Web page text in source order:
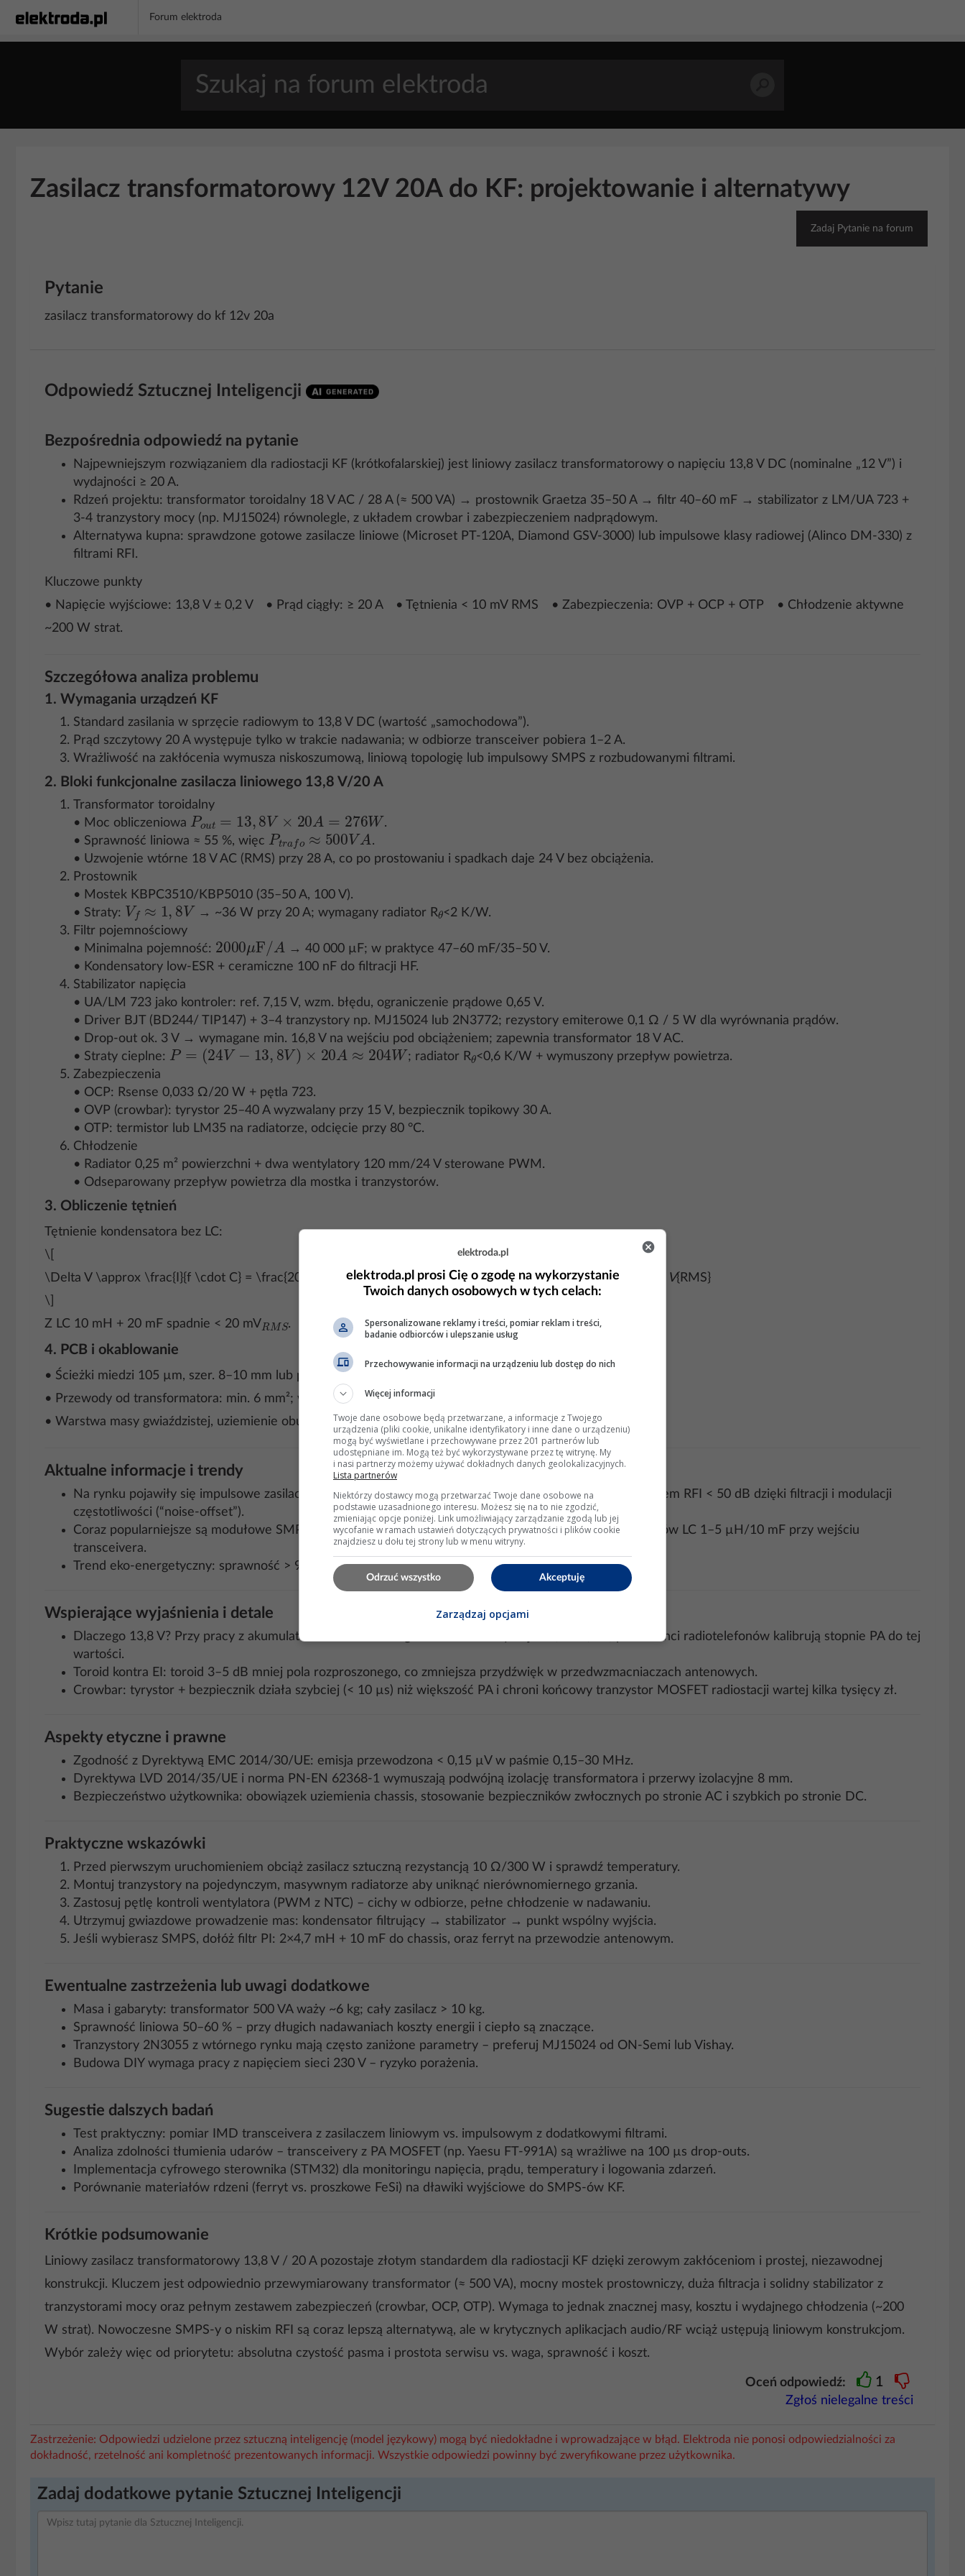
Forum elektroda
Zasilacz transformatorowy 12V 20A do KF: projektowanie i alternatywy
Zadaj Pytanie na forum
Pytanie
zasilacz transformatorowy do kf 12v 20a
Odpowiedź Sztucznej Inteligencji
Bezpośrednia odpowiedź na pytanie
Najpewniejszym rozwiązaniem dla radiostacji KF (krótkofalarskiej) jest liniowy zasilacz transformatorowy o napięciu 13,8 V DC (nominalne „12 V”) i
wydajności ≥ 20 A.
Rdzeń projektu: transformator toroidalny 18 V AC / 28 A (≈ 500 VA) → prostownik Graetza 35–50 A → filtr 40–60 mF → stabilizator z LM/UA 723 +
3-4 tranzystory mocy (np. MJ15024) równolegle, z układem crowbar i zabezpieczeniem nadprądowym.
Alternatywa kupna: sprawdzone gotowe zasilacze liniowe (Microset PT-120A, Diamond GSV-3000) lub impulsowe klasy radiowej (Alinco DM-330) z
filtrami RFI.
Kluczowe punkty
• Napięcie wyjściowe: 13,8 V ± 0,2 V • Prąd ciągły: ≥ 20 A • Tętnienia < 10 mV RMS • Zabezpieczenia: OVP + OCP + OTP • Chłodzenie aktywne
~200 W strat.
Szczegółowa analiza problemu
1. Wymagania urządzeń KF
Standard zasilania w sprzęcie radiowym to 13,8 V DC (wartość „samochodowa”).
Prąd szczytowy 20 A występuje tylko w trakcie nadawania; w odbiorze transceiver pobiera 1–2 A.
Wrażliwość na zakłócenia wymusza niskoszumową, liniową topologię lub impulsowy SMPS z rozbudowanymi filtrami.
2. Bloki funkcjonalne zasilacza liniowego 13,8 V/20 A
Transformator toroidalny
• Moc obliczeniowa
Po u 13, 8V× 20A = 276W
.
• Sprawność liniowa ≈ 55 %, więc
Pt 500VA
.
• Uzwojenie wtórne 18 V AC (RMS) przy 28 A, co po prostowaniu i spadkach daje 24 V bez obciążenia.
Prostownik
• Mostek KBPC3510/KBP5010 (35–50 A, 100 V).
• Straty:
Vf ,8 V
→ ~36 W przy 20 A; wymagany radiator R <2 K/W.
Filtr pojemnościowy
• Minimalna pojemność:
2000 μF / A
→ 40 000 µF; w praktyce 47–60 mF/35–50 V.
• Kondensatory low-ESR + ceramiczne 100 nF do filtracji HF.
Stabilizator napięcia
• UA/LM 723 jako kontroler: ref. 7,15 V, wzm. błędu, ograniczenie prądowe 0,65 V.
• Driver BJT (BD244/ TIP147) + 3–4 tranzystory np. MJ15024 lub 2N3772; rezystory emiterowe 0,1 Ω / 5 W dla wyrównania prądów.
• Drop-out ok. 3 V → wymagane min. 16,8 V na wejściu pod obciążeniem; zapewnia transformator 18 V AC.
• Straty cieplne:
P= 24V−13 8V )×20 A ≈204 W
; radiator R <0,6 K/W + wymuszony przepływ powietrza.
Zabezpieczenia
• OCP: Rsense 0,033 Ω/20 W + pętla 723.
• OVP (crowbar): tyrystor 25–40 A wyzwalany przy 15 V, bezpiecznik topikowy 30 A.
• OTP: termistor lub LM35 na radiatorze, odcięcie przy 80 °C.
Chłodzenie
• Radiator 0,25 m² powierzchni + dwa wentylatory 120 mm/24 V sterowane PWM.
• Odseparowany przepływ powietrza dla mostka i tranzystorów.
3. Obliczenie tętnień
Tętnienie kondensatora bez LC:
\[
\Delta V \approx \frac{I}{f \cdot C} = \frac{20 A}{100 \text{Hz}\cdot 47 000 µF} \approx 4,3 V{pp} \approx 1,5 V{RMS}
\]
Z LC 10 mH + 20 mF spadnie < 20 mV
.
4. PCB i okablowanie
• Ścieżki miedzi 105 µm, szer. 8–10 mm lub podwójne; wyprowadzenia do gniazd M8.
• Przewody od transformatora: min. 6 mm²; wyjściowe: 4 mm².
• Warstwa masy gwiaździstej, uziemienie obudowy wg PN-EN 60950/62368.
Aktualne informacje i trendy
Na rynku pojawiły się impulsowe zasilacze dedykowane KF (Alinco DM-330FX, SEC-1235G2) z tłumieniem RFI < 50 dB dzięki filtracji i modulacji
częstotliwości (“noise-offset”).
Coraz popularniejsze są modułowe SMPS DIN (Delta Lyte II 12 V/20 A), ale wymagają dodatkowych filtrów LC 1–5 µH/10 mF przy wejściu
transceivera.
Trend eko-energetyczny: sprawność > 90 % i tryb czuwania < 1 W (norma EU CoC Tier 2).
Wspierające wyjaśnienia i detale
Dlaczego 13,8 V? Przy pracy z akumulatora samochodowego alternator utrzymuje 13,8–14,4 V; producenci radiotelefonów kalibrują stopnie PA do tej
wartości.
Toroid kontra EI: toroid 3–5 dB mniej pola rozproszonego, co zmniejsza przydźwięk w przedwzmacniaczach antenowych.
Crowbar: tyrystor + bezpiecznik działa szybciej (< 10 µs) niż większość PA i chroni końcowy tranzystor MOSFET radiostacji wartej kilka tysięcy zł.
Aspekty etyczne i prawne
Zgodność z Dyrektywą EMC 2014/30/UE: emisja przewodzona < 0,15 µV w paśmie 0,15–30 MHz.
Dyrektywa LVD 2014/35/UE i norma PN-EN 62368-1 wymuszają podwójną izolację transformatora i przerwy izolacyjne 8 mm.
Bezpieczeństwo użytkownika: obowiązek uziemienia chassis, stosowanie bezpieczników zwłocznych po stronie AC i szybkich po stronie DC.
Praktyczne wskazówki
Przed pierwszym uruchomieniem obciąż zasilacz sztuczną rezystancją 10 Ω/300 W i sprawdź temperatury.
Montuj tranzystory na pojedynczym, masywnym radiatorze aby uniknąć nierównomiernego grzania.
Zastosuj pętlę kontroli wentylatora (PWM z NTC) – cichy w odbiorze, pełne chłodzenie w nadawaniu.
Utrzymuj gwiazdowe prowadzenie mas: kondensator filtrujący → stabilizator → punkt wspólny wyjścia.
Jeśli wybierasz SMPS, dołóż filtr PI: 2×4,7 mH + 10 mF do chassis, oraz ferryt na przewodzie antenowym.
Ewentualne zastrzeżenia lub uwagi dodatkowe
Masa i gabaryty: transformator 500 VA waży ~6 kg; cały zasilacz > 10 kg.
Sprawność liniowa 50–60 % – przy długich nadawaniach koszty energii i ciepło są znaczące.
Tranzystory 2N3055 z wtórnego rynku mają często zaniżone parametry – preferuj MJ15024 od ON-Semi lub Vishay.
Budowa DIY wymaga pracy z napięciem sieci 230 V – ryzyko porażenia.
Sugestie dalszych badań
Test praktyczny: pomiar IMD transceivera z zasilaczem liniowym vs. impulsowym z dodatkowymi filtrami.
Analiza zdolności tłumienia udarów – transceivery z PA MOSFET (np. Yaesu FT-991A) są wrażliwe na 100 µs drop-outs.
Implementacja cyfrowego sterownika (STM32) dla monitoringu napięcia, prądu, temperatury i logowania zdarzeń.
Porównanie materiałów rdzeni (ferryt vs. proszkowe FeSi) na dławiki wyjściowe do SMPS-ów KF.
Krótkie podsumowanie
Liniowy zasilacz transformatorowy 13,8 V / 20 A pozostaje złotym standardem dla radiostacji KF dzięki zerowym zakłóceniom i prostej, niezawodnej
konstrukcji. Kluczem jest odpowiednio przewymiarowany transformator (≈ 500 VA), mocny mostek prostowniczy, duża filtracja i solidny stabilizator z
tranzystorami mocy oraz pełnym zestawem zabezpieczeń (crowbar, OCP, OTP). Wymaga to jednak znacznej masy, kosztu i wydajnego chłodzenia (~200
W strat). Nowoczesne SMPS-y o niskim RFI są coraz lepszą alternatywą, ale w krytycznych aplikacjach audio/RF wciąż ustępują liniowym konstrukcjom.
Wybór zależy więc od priorytetu: absolutna czystość pasma i prostota serwisu vs. waga, sprawność i koszt.
Oceń odpowiedź: 1
Zgłoś nielegalne treści
Zastrzeżenie: Odpowiedzi udzielone przez sztuczną inteligencję (model językowy) mogą być niedokładne i wprowadzające w błąd. Elektroda nie ponosi odpowiedzialności za
dokładność, rzetelność ani kompletność prezentowanych informacji. Wszystkie odpowiedzi powinny być zweryfikowane przez użytkownika.
Zadaj dodatkowe pytanie Sztucznej Inteligencji
elektroda.pl
elektroda.pl prosi Cię o zgodę na wykorzystanie
Twoich danych osobowych w tych celach:
Spersonalizowane reklamy i treści, pomiar reklam i treści,
badanie odbiorców i ulepszanie usług
Przechowywanie informacji na urządzeniu lub dostęp do nich
Więcej informacji
Twoje dane osobowe będą przetwarzane, a informacje z Twojego
urządzenia (pliki cookie, unikalne identyfikatory i inne dane o urządzeniu)
mogą być wyświetlane i przechowywane przez 201 partnerów lub
udostępniane im. Mogą też być wykorzystywane przez tę witrynę. My
i nasi partnerzy możemy używać dokładnych danych geolokalizacyjnych.
Lista partnerów
Niektórzy dostawcy mogą przetwarzać Twoje dane osobowe na
podstawie uzasadnionego interesu. Możesz się na to nie zgodzić,
zmieniając opcje poniżej. Link umożliwiający zarządzanie zgodą lub jej
wycofanie w ramach ustawień dotyczących prywatności i plików cookie
znajdziesz u dołu tej strony lub w menu witryny.
Akceptuję
Odrzuć wszystko
Zarządzaj opcjami